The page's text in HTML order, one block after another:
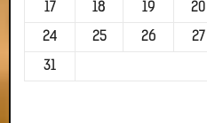
17 18 19 20
24 25 26 27
31